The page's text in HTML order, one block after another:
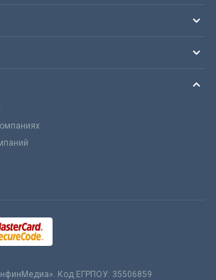
Код ЕГРПОУ: 35506859